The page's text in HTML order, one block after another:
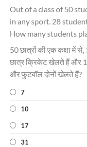
Out of a class of 50
in any sport. 28
How many students
50 छात्रों की एक कक्षा में
छात्र क्रिकेट खेलते हैं और
और फुटबॉल दोनों खेलते हैं?
7
10
17
31